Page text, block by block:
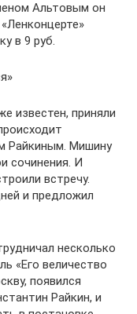
Альтовым он
в 9 руб.
известен, приняли
Райкиным. Мишину
сочинения. И
встречу.
и предложил
несколько
«Его величество
появился
Райкин, и